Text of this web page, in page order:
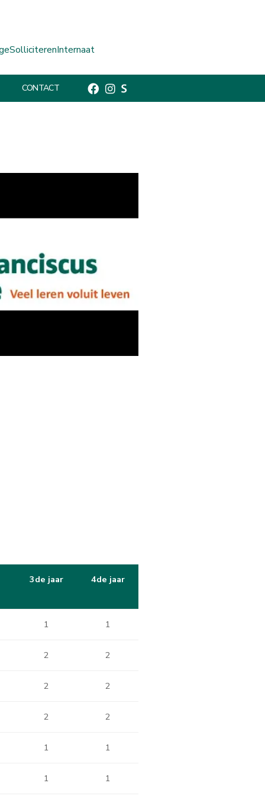
SolliciterenInternaat
CONTACT
3de jaar 4de jaar
1 1
2 2
2 2
2 2
1 1
1 1